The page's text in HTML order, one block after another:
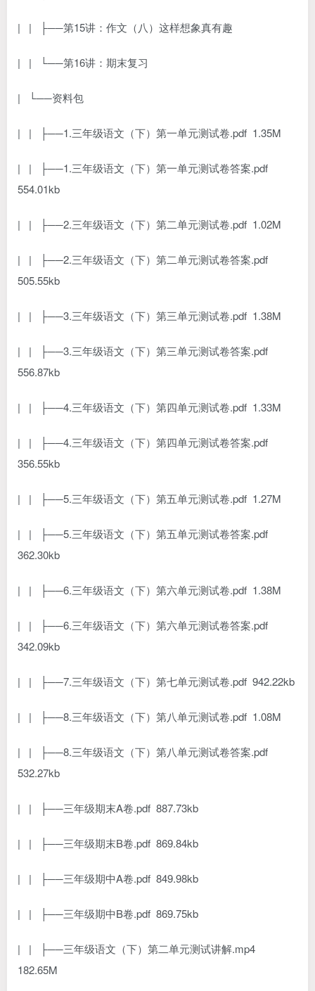
| | ├──第15讲：作文（八）这样想象真有趣
| | └──第16讲：期末复习
| └──资料包
| | ├──1.三年级语文（下）第一单元测试卷.pdf 1.35M
| | ├──1.三年级语文（下）第一单元测试卷答案.pdf
554.01kb
| | ├──2.三年级语文（下）第二单元测试卷.pdf 1.02M
| | ├──2.三年级语文（下）第二单元测试卷答案.pdf
505.55kb
| | ├──3.三年级语文（下）第三单元测试卷.pdf 1.38M
| | ├──3.三年级语文（下）第三单元测试卷答案.pdf
556.87kb
| | ├──4.三年级语文（下）第四单元测试卷.pdf 1.33M
| | ├──4.三年级语文（下）第四单元测试卷答案.pdf
356.55kb
| | ├──5.三年级语文（下）第五单元测试卷.pdf 1.27M
| | ├──5.三年级语文（下）第五单元测试卷答案.pdf
362.30kb
| | ├──6.三年级语文（下）第六单元测试卷.pdf 1.38M
| | ├──6.三年级语文（下）第六单元测试卷答案.pdf
342.09kb
| | ├──7.三年级语文（下）第七单元测试卷.pdf 942.22kb
| | ├──8.三年级语文（下）第八单元测试卷.pdf 1.08M
| | ├──8.三年级语文（下）第八单元测试卷答案.pdf
532.27kb
| | ├──三年级期末A卷.pdf 887.73kb
| | ├──三年级期末B卷.pdf 869.84kb
| | ├──三年级期中A卷.pdf 849.98kb
| | ├──三年级期中B卷.pdf 869.75kb
| | ├──三年级语文（下）第二单元测试讲解.mp4
182.65M